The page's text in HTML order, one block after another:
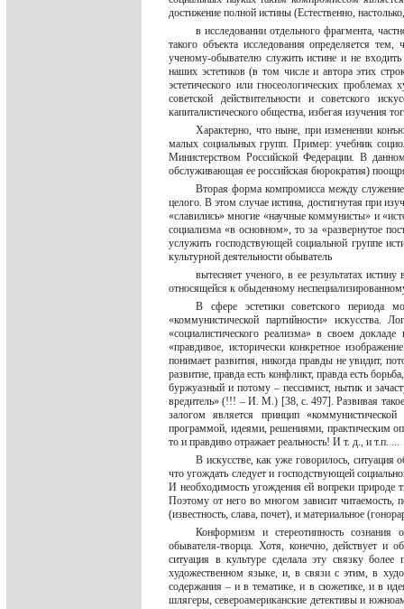
достижение полной истины (Естественно,
в исследовании отдельного фрагмента,
такого объекта исследования определяется
ученому-обывателю служить истине и не
наших эстетиков (в том числе и автора этих
эстетического или гносеологических
советской действительности и советского
капиталистического общества, избегая изучения
Характерно, что ныне, при изменении
малых социальных групп. Пример: учебник
Министерством Российской Федерации. В
обслуживающая ее российская бюрократия)
Вторая форма компромисса между
целого. В этом случае истина, достигнутая при
«славились» многие «научные коммунисты» и
социализма «в основном», то за «развернутое
услужить господствующей социальной группе
культурной деятельности обыватель
вытесняет ученого, в ее результатах
относящейся к обыденному
В сфере эстетики советского периода
«коммунистической партийности» искусства.
«социалистического реализма» в своем
«правдивое, исторически конкретное
понимает развития, никогда правды не увидит,
развитие, правда есть конфликт, правда есть
буржуазный и потому – пессимист, нытик и
вредитель» (!!! – И. М.) [38, с. 497]. Развивая такое
залогом является принцип
программой, идеями, решениями, практическим
то и правдиво отражает реальность! И т. д., и т.п. ...
В искусстве, как уже говорилось, ситуация
что угождать следует и господствующей
И необходимость угождения ей вопреки природе
Поэтому от него во многом зависит читаемость,
(известность, слава, почет), и материальное
Конформизм и стереотипность сознания
обывателя-творца. Хотя, конечно, действует и
ситуация в культуре сделала эту связку более
художественном языке, и, в связи с этим, в
содержания – и в тематике, и в сюжетике, и в
шлягеры, североамериканские детективы и